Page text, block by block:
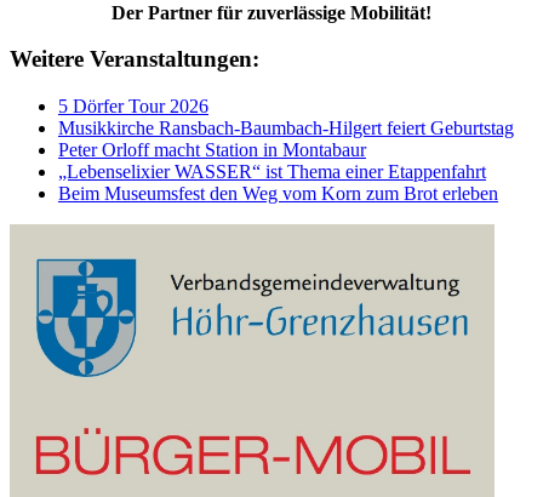
Der Partner für zuverlässige Mobilität!
Weitere Veranstaltungen:
5 Dörfer Tour 2026
Musikkirche Ransbach-Baumbach-Hilgert feiert Geburtstag
Peter Orloff macht Station in Montabaur
„Lebenselixier WASSER“ ist Thema einer Etappenfahrt
Beim Museumsfest den Weg vom Korn zum Brot erleben